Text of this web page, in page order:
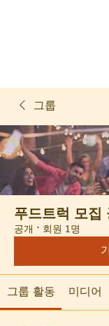
그룹
푸드트럭 모집
공개 · 회원 1명
그룹 활동 미디어